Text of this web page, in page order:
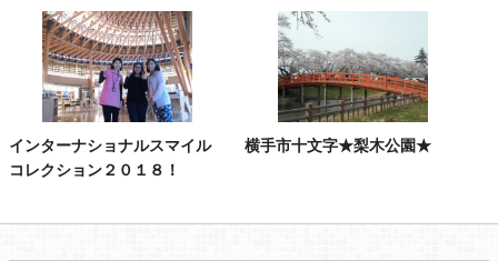
インターナショナルスマイル
コレクション２０１８！
横手市十文字★梨木公園★